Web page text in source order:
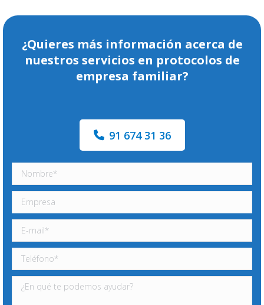
¿Quieres más información acerca de
nuestros servicios en protocolos de
empresa familiar?
91 674 31 36